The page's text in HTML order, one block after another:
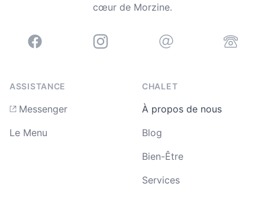
cœur de Morzine.
Facebook Instagram Email Telephone
ASSISTANCE
Messenger
Le Menu
CHALET
À propos de nous
Blog
Bien-Être
Services